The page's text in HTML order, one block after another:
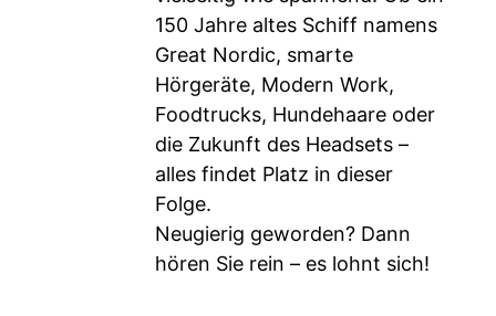
150 Jahre altes Schiff namens
Great Nordic, smarte
Hörgeräte, Modern Work,
Foodtrucks, Hundehaare oder
die Zukunft des Headsets –
alles findet Platz in dieser
Folge.
Neugierig geworden? Dann
hören Sie rein – es lohnt sich!